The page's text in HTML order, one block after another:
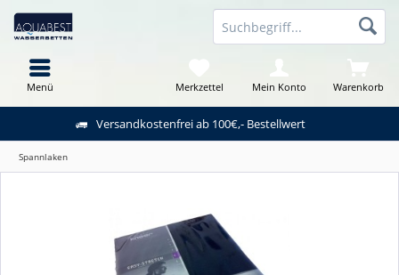
Versandkostenfrei ab 100€,- Bestellwert
Warenkorb
Merkzettel Mein Konto
Menü
Spannlaken